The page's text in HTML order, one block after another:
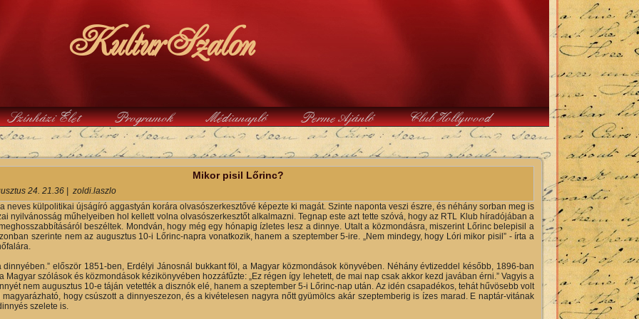
KulturSzalon
Színházi Élet Programok Médianapló Perme Ajánló Club Hollywood
Mikor pisil Lőrinc?
24. 21.36
zoldi.laszlo
neves külpolitikai újságíró aggastyán korára olvasószerkesztővé képezte ki magát. Szinte naponta veszi észre, és néhány sorban meg is
nyilvánosság műhelyeiben hol kellett volna olvasószerkesztőt alkalmazni. Tegnap este azt tette szóvá, hogy az RTL Klub híradójában a
beszéltek. Mondván, hogy még egy hónapig ízletes lesz a dinnye. Utalt a közmondásra, miszerint Lőrinc belepisil a
szerinte nem az augusztus 10-i Lőrinc-napra vonatkozik, hanem a szeptember 5-ire. „Nem mindegy, hogy Lóri mikor pisil” - írta a
dinnyében.” először 1851-ben, Erdélyi Jánosnál bukkant föl, a Magyar közmondások könyvében. Néhány évtizeddel később, 1896-ban
Magyar szólások és közmondások kézikönyvében hozzáfűzte: „Ez régen így lehetett, de mai nap csak akkor kezd javában érni.” Vagyis a
nem augusztus 10-e táján vetették a disznók elé, hanem a szeptember 5-i Lőrinc-nap után. Az idén csapadékos, tehát hűvösebb volt
magyarázható, hogy csúszott a dinnyeszezon, és a kivételesen nagyra nőtt gyümölcs akár szeptemberig is ízes marad. E naptár-vitának
szelete is.